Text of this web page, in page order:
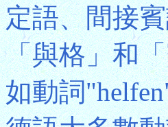
定語、間接
「與格」和
如動詞